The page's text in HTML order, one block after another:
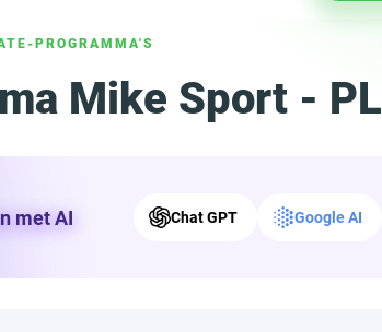
PROGRAMMA'S
Mike Sport - PL
met AI Chat GPT Google AI